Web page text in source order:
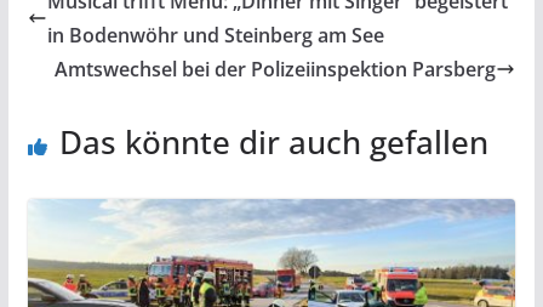
in Bodenwöhr und Steinberg am See
Amtswechsel bei der Polizeiinspektion Parsberg
Das könnte dir auch gefallen